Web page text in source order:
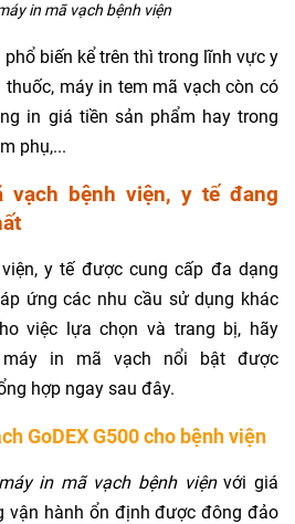
in mã vạch bệnh viện
biến kể trên thì trong lĩnh vực y
máy in tem mã vạch còn có
in giá tiền sản phẩm hay trong
phụ,...
vạch bệnh viện, y tế đang
y tế được cung cấp đa dạng
ứng các nhu cầu sử dụng khác
việc lựa chọn và trang bị, hãy
in mã vạch nổi bật được
hợp ngay sau đây.
GoDEX G500 cho bệnh viện
máy in mã vạch bệnh việnvới giá
vận hành ổn định được đông đảo